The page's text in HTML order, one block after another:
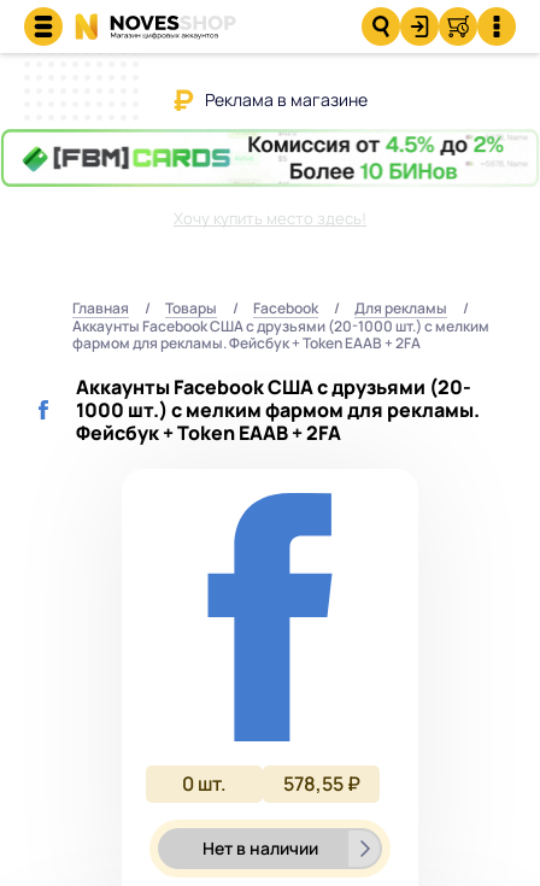
Реклама в магазине
Хочу купить место здесь!
Главная Товары Facebook
Для рекламы
Аккаунты Facebook США с друзьями (20-1000 шт.) с мелким
фармом для рекламы. Фейсбук + Token EAAB + 2FA
Аккаунты Facebook США с друзьями (20-
1000 шт.) с мелким фармом для рекламы.
Фейсбук + Token EAAB + 2FA
0шт. 578,55 ₽
Нет в наличии